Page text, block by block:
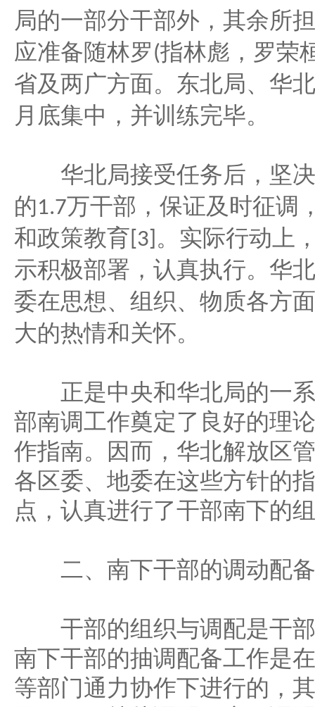
局的一部分干部外，其余所
应准备随林罗(指林彪，罗荣
省及两广方面。东北局、华
月底集中，并训练完毕。
华北局接受任务后，坚决
的1.7万干部，保证及时征调
和政策教育 [3] 。实际行动上
示积极部署，认真执行。华
委在思想、组织、物质各方
大的热情和关怀。
正是中央和华北局的一系
部南调工作奠定了良好的理
作指南。因而，华北解放区
各区委、地委在这些方针的
点，认真进行了干部南下的
二、南下干部的调动配备
干部的组织与调配是干部
南下干部的抽调配备工作是
等部门通力协作下进行的，